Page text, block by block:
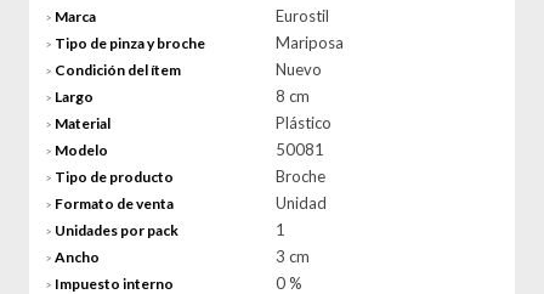
> Marca Eurostil
> Tipo de pinza y broche Mariposa
> Condición del ítem Nuevo
> Largo 8 cm
> Material Plástico
> Modelo 50081
> Tipo de producto Broche
> Formato de venta Unidad
> Unidades por pack 1
> Ancho 3 cm
> Impuesto interno 0 %